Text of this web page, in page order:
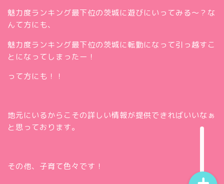
魅力度ランキング最下位の茨城に遊びにいってみる～？な
んて方にも、
魅力度ランキング最下位の茨城に転勤になって引っ越すこ
とになってしまったー！
って方にも！！
地元にいるからこその詳しい情報が提供できればいいなぁ
と思っております。
その他、子育て色々です！
い合
わせ